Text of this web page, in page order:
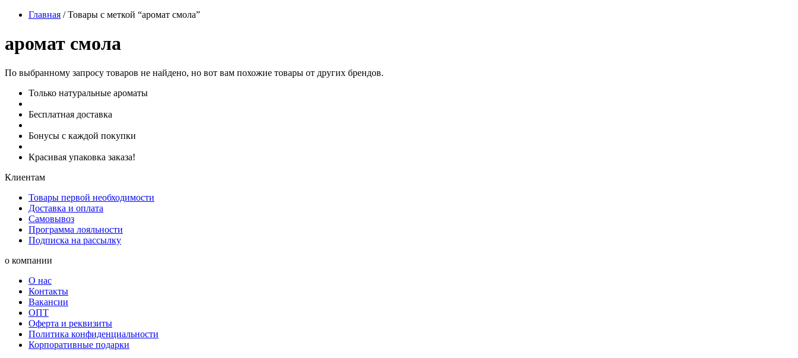
Главная /Товары с меткой “аромат смола”
аромат смола
По выбранному запросу товаров не найдено, но вот вам похожие товары от других брендов.
Только натуральные ароматы
Бесплатная доставка
Бонусы с каждой покупки
Красивая упаковка заказа!
Клиентам
Товары первой необходимости
Доставка и оплата
Самовывоз
Программа лояльности
Подписка на рассылку
о компании
О нас
Контакты
Вакансии
ОПТ
Оферта и реквизиты
Политика конфиденциальности
Корпоративные подарки